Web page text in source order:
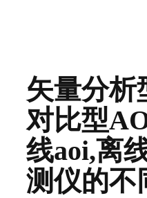
矢量分析
对比型
线aoi,离
测仪的不